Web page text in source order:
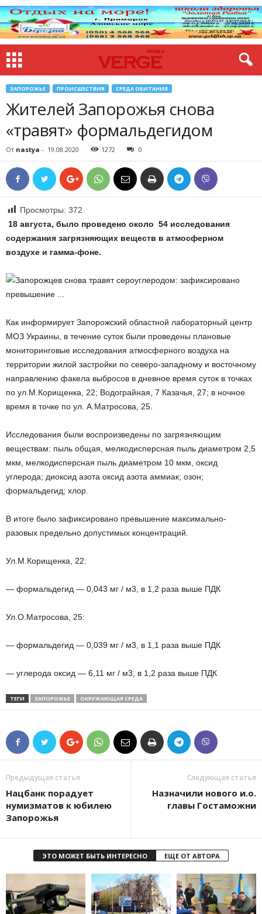
ЗАПОРОЖЬЕ ПРОИСШЕСТВИЯ СРЕДА ОБИТАНИЯ
Жителей Запорожья снова
«травят» формальдегидом
От nastya - 19.08.2020 1272 0
Просмотры: 372
18 августа, было проведено около 54 исследования
содержания загрязняющих веществ в атмосферном
воздухе и гамма-фоне.
Как информирует Запорожский областной лабораторный центр
МОЗ Украины, в течение суток были проведены плановые
мониторинговые исследования атмосферного воздуха на
территории жилой застройки по северо-западному и восточному
направлению факела выбросов в дневное время суток в точках
по ул.М.Корищенка, 22; Водограйная, 7 Казачья, 27; в ночное
время в точке по ул. А.Матросова, 25.
Исследования были воспроизведены по загрязняющим
веществам: пыль общая, мелкодисперсная пыль диаметром 2,5
мкм, мелкодисперсная пыль диаметром 10 мкм, оксид
углерода; диоксид азота оксид азота аммиак; озон;
формальдегид; хлор.
В итоге было зафиксировано превышение максимально-
разовых предельно допустимых концентраций.
Ул.М.Корищенка, 22:
— формальдегид — 0,043 мг / м3, в 1,2 раза выше ПДК
Ул.О.Матросова, 25:
— формальдегид — 0,039 мг / м3, в 1,1 раза выше ПДК
— углерода оксид — 6,11 мг / м3, в 1,2 раза выше ПДК
ТЕГИ ЗАПОРОЖЬЕ ОКРУЖАЮЩАЯ СРЕДА
Предыдущая статья
Нацбанк порадует
нумизматов к юбилею
Запорожья
Следующая статья
Назначили нового и.о.
главы Гостаможни
ЭТО МОЖЕТ БЫТЬ ИНТЕРЕСНО ЕЩЕ ОТ АВТОРА